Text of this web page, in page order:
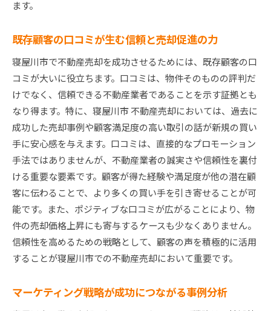
ます。
既存顧客の口コミが生む信頼と売却促進の力
寝屋川市で不動産売却を成功させるためには、既存顧客の口
コミが大いに役立ちます。口コミは、物件そのものの評判だ
けでなく、信頼できる不動産業者であることを示す証拠とも
なり得ます。特に、寝屋川市 不動産売却においては、過去に
成功した売却事例や顧客満足度の高い取引の話が新規の買い
手に安心感を与えます。口コミは、直接的なプロモーション
手法ではありませんが、不動産業者の誠実さや信頼性を裏付
ける重要な要素です。顧客が得た経験や満足度が他の潜在顧
客に伝わることで、より多くの買い手を引き寄せることが可
能です。また、ポジティブな口コミが広がることにより、物
件の売却価格上昇にも寄与するケースも少なくありません。
信頼性を高めるための戦略として、顧客の声を積極的に活用
することが寝屋川市での不動産売却において重要です。
マーケティング戦略が成功につながる事例分析